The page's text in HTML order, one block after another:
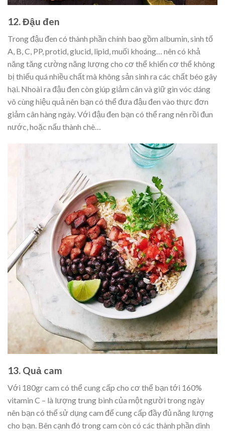
12. Đậu đen
Trong đậu đen có thành phần chính bao gồm albumin, sinh tố
A, B, C, PP, protid, glucid, lipid, muối khoáng… nên có khả
năng tăng cường năng lượng cho cơ thể khiến cơ thể không
bị thiếu quá nhiều chất mà không sản sinh ra các chất béo gây
hại. Nhoài ra đậu đen còn giúp giảm cân và giữ gìn vóc dáng
vô cùng hiệu quả nên bạn có thể đưa đậu đen vào thực đơn
giảm cân hàng ngày. Với đậu đen bạn có thể rang nên rồi đun
nước, hoặc nấu thành chè…
13. Quả cam
Với 180gr cam có thể cung cấp cho cơ thể bạn tới 160%
vitamin C – là lượng trung bình của một người trong ngày
nên bạn có thể sử dụng cam để cung cấp đầy đủ năng lượng
cho bạn. Bên cạnh đó trong cam còn có các thành phần dinh